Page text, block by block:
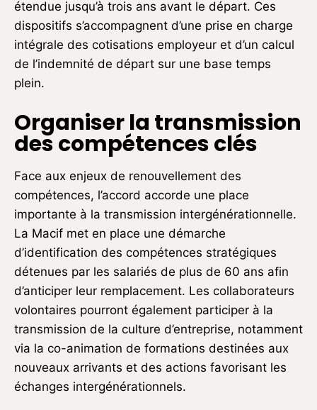
étendue jusqu’à trois ans avant le départ. Ces
dispositifs s’accompagnent d’une prise en charge
intégrale des cotisations employeur et d’un calcul
de l’indemnité de départ sur une base temps
plein.
Organiser la transmission
des compétences clés
Face aux enjeux de renouvellement des
compétences, l’accord accorde une place
importante à la transmission intergénérationnelle.
La Macif met en place une démarche
d’identification des compétences stratégiques
détenues par les salariés de plus de 60 ans afin
d’anticiper leur remplacement. Les collaborateurs
volontaires pourront également participer à la
transmission de la culture d’entreprise, notamment
via la co-animation de formations destinées aux
nouveaux arrivants et des actions favorisant les
échanges intergénérationnels.